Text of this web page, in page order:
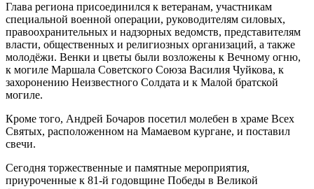
Глава региона присоединился к ветеранам, участникам
специальной военной операции, руководителям силовых,
правоохранительных и надзорных ведомств, представителям
власти, общественных и религиозных организаций, а также
молодёжи. Венки и цветы были возложены к Вечному огню,
к могиле Маршала Советского Союза Василия Чуйкова, к
захоронению Неизвестного Солдата и к Малой братской
могиле.
Кроме того, Андрей Бочаров посетил молебен в храме Всех
Святых, расположенном на Мамаевом кургане, и поставил
свечи.
Сегодня торжественные и памятные мероприятия,
приуроченные к 81-й годовщине Победы в Великой